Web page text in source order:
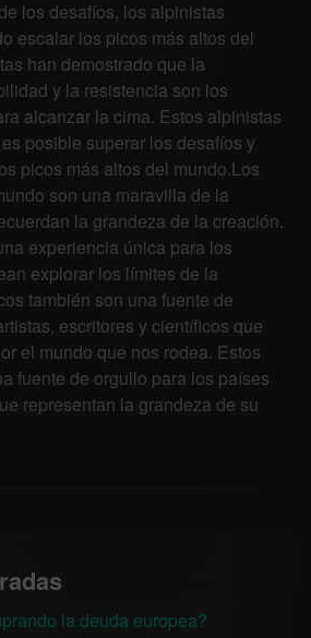
los desafíos, los alpinistas
escalar los picos más altos del
han demostrado que la
y la resistencia son los
alcanzar la cima. Estos alpinistas
posible superar los desafíos y
picos más altos del mundo.Los
son una maravilla de la
la grandeza de la creación.
experiencia única para los
explorar los límites de la
también son una fuente de
escritores y científicos que
el mundo que nos rodea. Estos
fuente de orgullo para los países
representan la grandeza de su
la deuda europea?